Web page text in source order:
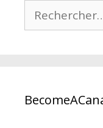
Rechercher :